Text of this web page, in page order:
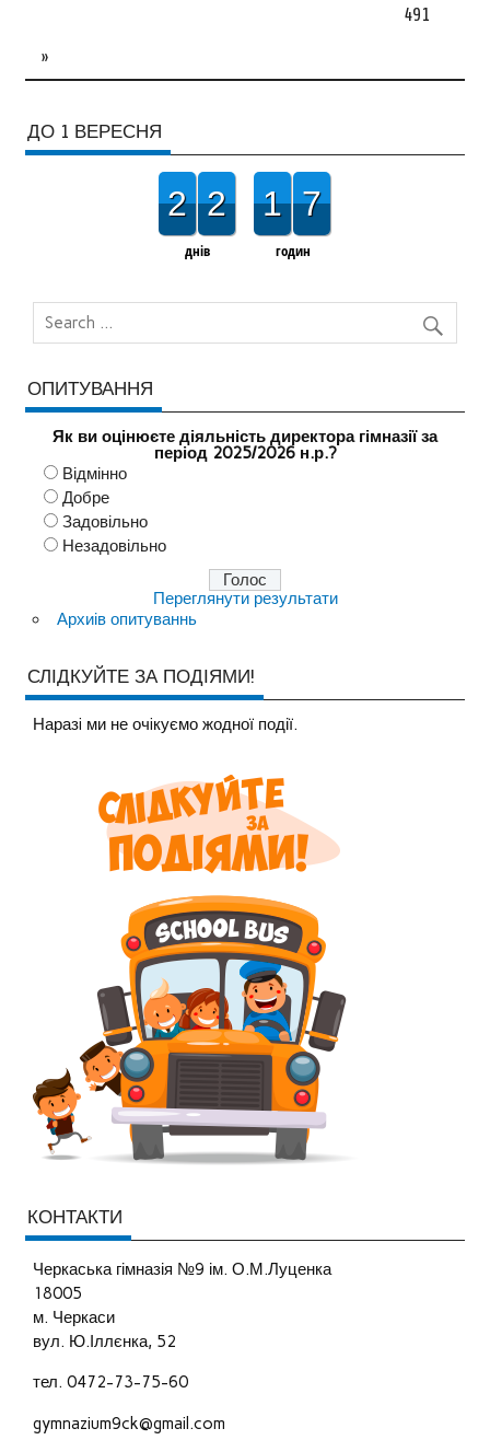
491
»
ДО 1 ВЕРЕСНЯ
2 2
днів
1 7
годин
ОПИТУВАННЯ
Як ви оцінюєте діяльність директора гімназії за
період 2025/2026 н.р.?
Відмінно
Добре
Задовільно
Незадовільно
Переглянути результати
Архиів опитуваннь
СЛІДКУЙТЕ ЗА ПОДІЯМИ!
Наразi ми не очiкуємо жодної події.
КОНТАКТИ
Черкаська гімназія №9 ім. О.М.Луценка
18005
м. Черкаси
вул. Ю.Іллєнка, 52
тел. 0472-73-75-60
gymnazium9ck@gmail.com